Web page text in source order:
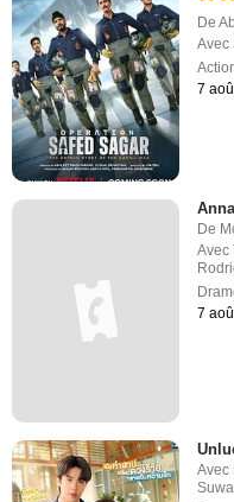
De
Avec
7
De
Avec
7
Avec